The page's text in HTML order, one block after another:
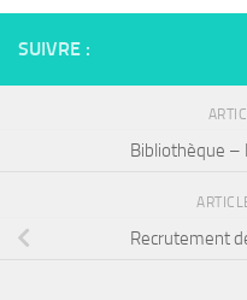
SUIVRE :
Bibliothèque –
Recrutement